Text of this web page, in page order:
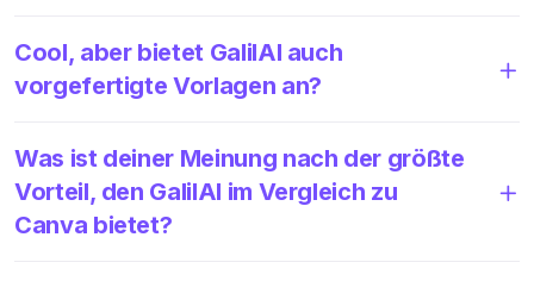
Cool, aber bietet GalilAI auch
vorgefertigte Vorlagen an?
Was ist deiner Meinung nach der größte
Vorteil, den GalilAI im Vergleich zu
Canva bietet?